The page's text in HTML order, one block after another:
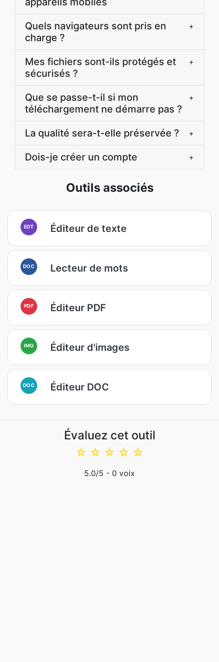
Quels navigateurs sont pris en
charge ?
+
Mes fichiers sont-ils protégés et
sécurisés ?
+
Que se passe-t-il si mon
téléchargement ne démarre pas ?
+
La qualité sera-t-elle préservée ? +
Dois-je créer un compte +
Outils associés
EDT Éditeur de texte
DOC Lecteur de mots
PDF Éditeur PDF
IMG Éditeur d'images
DOC Éditeur DOC
Évaluez cet outil
☆
☆
☆
☆
☆
5.0/5 - 0 voix